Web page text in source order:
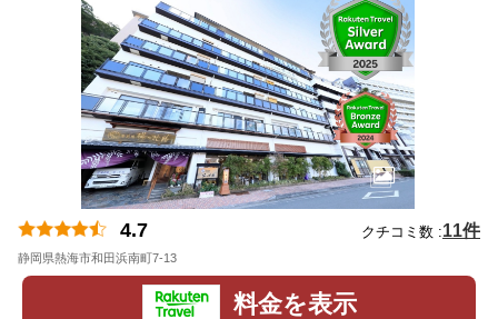
4.7 クチコミ数 :11件
静岡県熱海市和田浜南町7-13
料金を表示